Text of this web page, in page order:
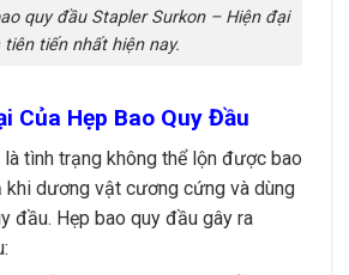
quy đầu Stapler Surkon – Hiện đại
tiên tiến nhất hiện nay.
Của Hẹp Bao Quy Đầu
là tình trạng không thể lộn được bao
khi dương vật cương cứng và dùng
đầu. Hẹp bao quy đầu gây ra